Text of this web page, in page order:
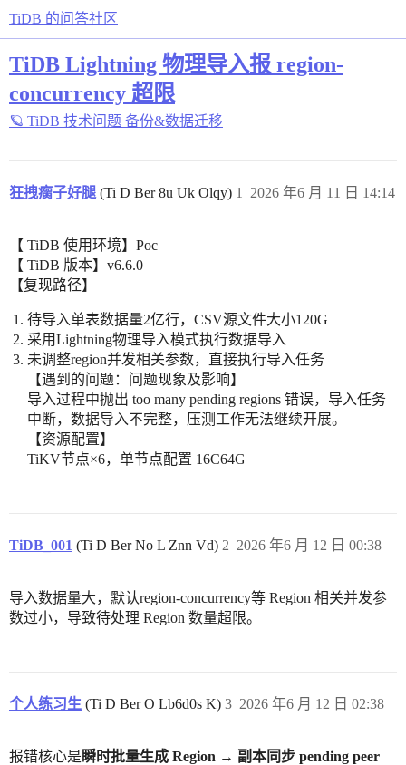
TiDB 的问答社区
TiDB Lightning 物理导入报 region-
concurrency 超限
🪐 TiDB 技术问题 备份&数据迁移
狂拽瘸子好腿 (Ti D Ber 8u Uk Olqy) 2026 年6 月 11 日 14:14
1
【 TiDB 使用环境】Poc
【 TiDB 版本】v6.6.0
【复现路径】
待导入单表数据量2亿行，CSV源文件大小120G
采用Lightning物理导入模式执行数据导入
未调整region并发相关参数，直接执行导入任务
【遇到的问题：问题现象及影响】
导入过程中抛出 too many pending regions 错误，导入任务
中断，数据导入不完整，压测工作无法继续开展。
【资源配置】
TiKV节点×6，单节点配置 16C64G
TiDB_001 (Ti D Ber No L Znn Vd) 2026 年6 月 12 日 00:38
2
导入数据量大，默认region-concurrency等 Region 相关并发参
数过小，导致待处理 Region 数量超限。
个人练习生 (Ti D Ber O Lb6d0s K) 2026 年6 月 12 日 02:38
3
报错核心是瞬时批量生成 Region → 副本同步 pending peer